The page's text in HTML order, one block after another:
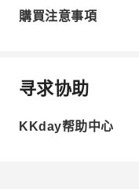
購買注意事項
寻求协助
KKday帮助中心